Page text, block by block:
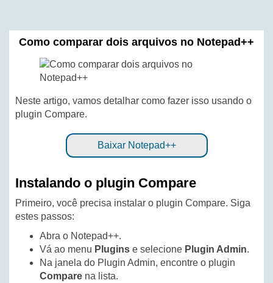
Como comparar dois arquivos no Notepad++
Neste artigo, vamos detalhar como fazer isso usando o
plugin Compare.
Baixar Notepad++
Instalando o plugin Compare
Primeiro, você precisa instalar o plugin Compare. Siga
estes passos:
Abra o Notepad++.
Vá ao menu Plugins e selecione Plugin Admin.
Na janela do Plugin Admin, encontre o plugin
Compare na lista.